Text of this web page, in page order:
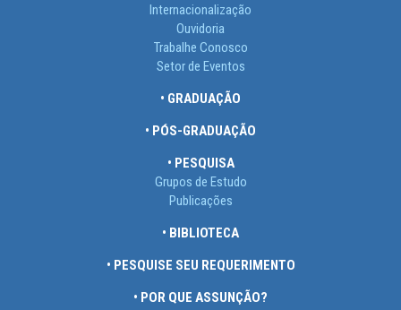
Internacionalização
Ouvidoria
Trabalhe Conosco
Setor de Eventos
• GRADUAÇÃO
• PÓS-GRADUAÇÃO
• PESQUISA
Grupos de Estudo
Publicações
• BIBLIOTECA
• PESQUISE SEU REQUERIMENTO
• POR QUE ASSUNÇÃO?